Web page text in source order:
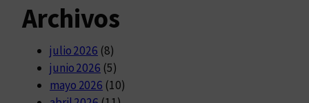
Archivos
julio 2026 (8)
junio 2026 (5)
mayo 2026 (10)